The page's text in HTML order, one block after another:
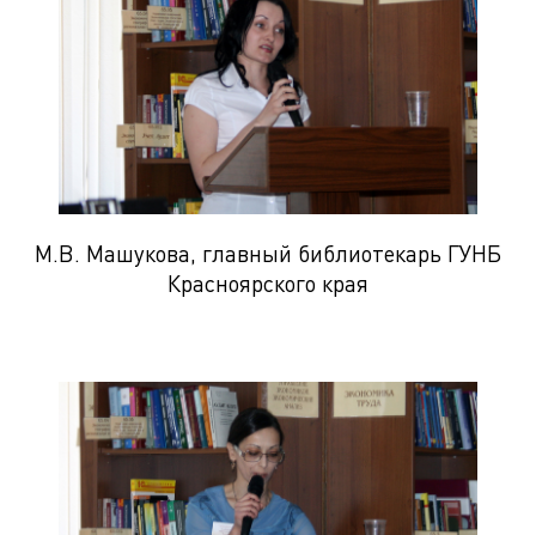
М.В. Машукова, главный библиотекарь ГУНБ
Красноярского края